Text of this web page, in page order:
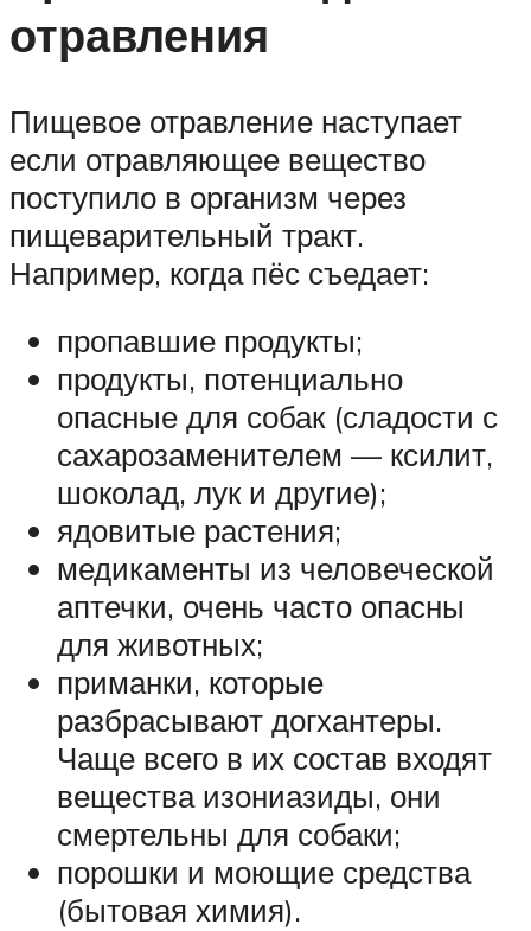
отравления
Пищевое отравление наступает
если отравляющее вещество
поступило в организм через
пищеварительный тракт.
Например, когда пёс съедает:
пропавшие продукты;
продукты, потенциально
опасные для собак (сладости с
сахарозаменителем — ксилит,
шоколад, лук и другие);
ядовитые растения;
медикаменты из человеческой
аптечки, очень часто опасны
для животных;
приманки, которые
разбрасывают догхантеры.
Чаще всего в их состав входят
вещества изониазиды, они
смертельны для собаки;
порошки и моющие средства
(бытовая химия).